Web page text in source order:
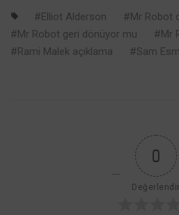
kayda
alınmasının
zor olduğunu
Elliot Alderson
Mr Robot
Mr Robot geri dönüyor mu
Mr
Rami Malek açıklama
Sam
0
Değerlendir